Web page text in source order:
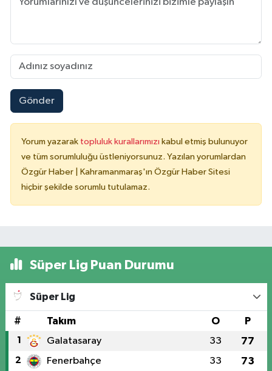
Gönder
Yorum yazarak topluluk kurallarımızı kabul etmiş bulunuyor
ve tüm sorumluluğu üstleniyorsunuz. Yazılan yorumlardan
Özgür Haber | Kahramanmaraş'ın Özgür Haber Sitesi
hiçbir şekilde sorumlu tutulamaz.
Süper Lig Puan Durumu
Süper Lig
# Takım O P
1 Galatasaray 33 77
2 Fenerbahçe 33 73